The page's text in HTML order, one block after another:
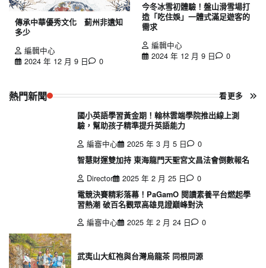
傳承中華優秀文化 薊州非遺知
多少
編輯中心
2024 年 12 月 9 日
0
今冬冰雪初體驗！盤山滑雪場打
造「吃住娛」一體式滿足遊客的
需求
編輯中心
2024 年 12 月 9 日
0
熱門新聞 看更多
國小英語學習黃金期！翰林雲端學院推出線上測
驗，幫助孩子精準提升英語能力
編審中心
2025 年 3 月 5 日
0
智慧財運雙加持 東海龍門天聖宮文昌法會倒數報名
Director
2025 年 2 月 25 日
0
電競決賽精彩落幕！PaGamO 閱讀素養平台燃起學
習熱潮 破百名觀眾高雄見證巔峰對決
編審中心
2025 年 2 月 24 日 0
武夷山大紅袍與台灣烏龍茶 同根同源